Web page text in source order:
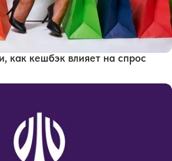
как кешбэк влияет на спрос